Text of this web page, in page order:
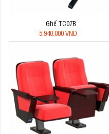
Ghế TC07B
5.940.000 VNĐ